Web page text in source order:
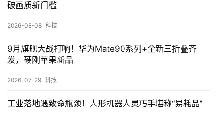
破画质新门槛
2026-08-08 科技
9月旗舰大战打响！华为Mate90系列+全新三折叠齐
发，硬刚苹果新品
2026-07-29 科技
工业落地遇致命瓶颈！人形机器人灵巧手堪称“易耗品”